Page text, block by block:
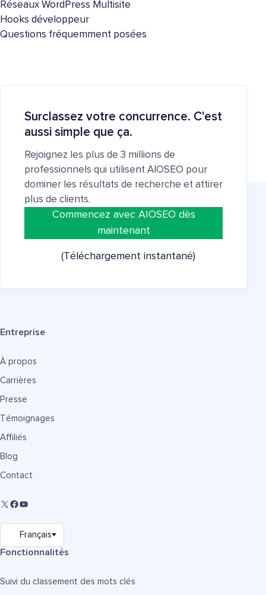
Réseaux WordPress Multisite
Hooks développeur
Questions fréquemment posées
Surclassez votre concurrence. C'est
aussi simple que ça.
Rejoignez les plus de 3 millions de
professionnels qui utilisent AIOSEO pour
dominer les résultats de recherche et attirer
plus de clients.
Commencez avec AIOSEO dès
maintenant
(Téléchargement instantané)
Entreprise
À propos
Carrières
Presse
Témoignages
Affiliés
Blog
Contact
Fonctionnalités
Suivi du classement des mots clés